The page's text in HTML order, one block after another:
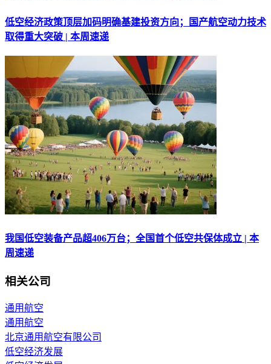
低空经济政策顶层加码明确基建投资方向；国产航空动力技术
取得重大突破 | 本周速递
我国低空装备产品超406万台；全国首个低空共保体成立 | 本
周速递
相关公司
通用航空
通用航空
北京通用航空有限公司
低空经济发展